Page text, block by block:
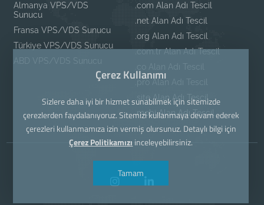
Almanya VPS/VDS
Sunucu
Fransa VPS/VDS Sunucu
Türkiye VPS/VDS Sunucu
ABD VPS/VDS Sunucu
.com Alan Adı Tescil
.net Alan Adı Tescil
.org Alan Adı Tescil
.com.tr Alan Adı Tescil
.co Alan Adı Tescil
.pro Alan Adı Tescil
.site Alan Adı Tescil
.mobi Alan Adı Tescil
Çerez Kullanımı
Sizlere daha iyi bir hizmet sunabilmek için sitemizde
çerezlerden faydalanıyoruz. Sitemizi kullanmaya devam ederek
çerezleri kullanmamıza izin vermiş olursunuz. Detaylı bilgi için
Çerez Politikamızı inceleyebilirsiniz.
Tamam